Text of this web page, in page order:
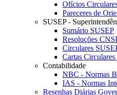
Ofícios
Pareceres de
SUSEP -
Sumário SUSEP
Resoluções
Circulares
Cartas
Contabilidade
NBC - Normas
IAS - Normas
Resenhas Diárias